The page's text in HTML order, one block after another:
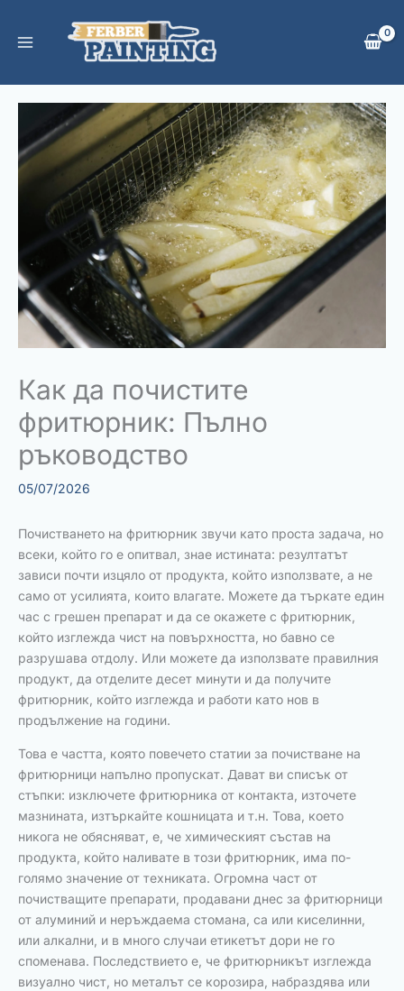
content
Как да почистите
фритюрник: Пълно
ръководство
05/07/2026
Почистването на фритюрник звучи като проста задача, но
всеки, който го е опитвал, знае истината: резултатът
зависи почти изцяло от продукта, който използвате, а не
само от усилията, които влагате. Можете да търкате един
час с грешен препарат и да се окажете с фритюрник,
който изглежда чист на повърхността, но бавно се
разрушава отдолу. Или можете да използвате правилния
продукт, да отделите десет минути и да получите
фритюрник, който изглежда и работи като нов в
продължение на години.
Това е частта, която повечето статии за почистване на
фритюрници напълно пропускат. Дават ви списък от
стъпки: изключете фритюрника от контакта, източете
мазнината, изтъркайте кошницата и т.н. Това, което
никога не обясняват, е, че химическият състав на
продукта, който наливате в този фритюрник, има по-
голямо значение от техниката. Огромна част от
почистващите препарати, продавани днес за фритюрници
от алуминий и неръждаема стомана, са или киселинни,
или алкални, и в много случаи етикетът дори не го
споменава. Последствието е, че фритюрникът изглежда
визуално чист, но металът се корозира, набраздява или